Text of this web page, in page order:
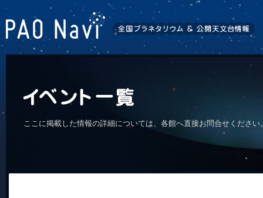
ここに掲載した情報の詳細については、各館へ直接お問合せくださ